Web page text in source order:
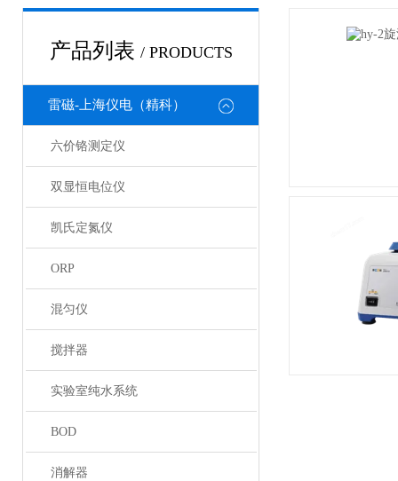
产品列表 / PRODUCTS
雷磁-上海仪电（精科）
六价铬测定仪
双显恒电位仪
凯氏定氮仪
ORP
混匀仪
搅拌器
实验室纯水系统
BOD
消解器